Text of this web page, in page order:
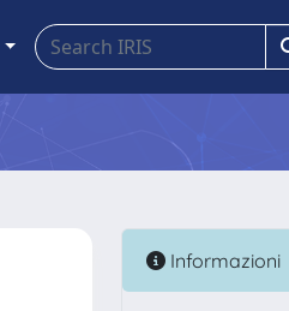
Informazioni